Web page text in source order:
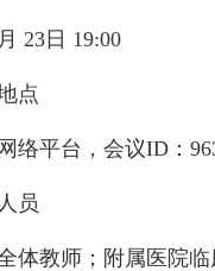
23日 19:00
点
络平台，会议ID：
员
体教师；附属医院临